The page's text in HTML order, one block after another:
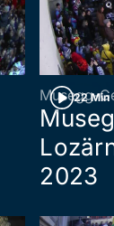
22 Min
Musegg-
2023